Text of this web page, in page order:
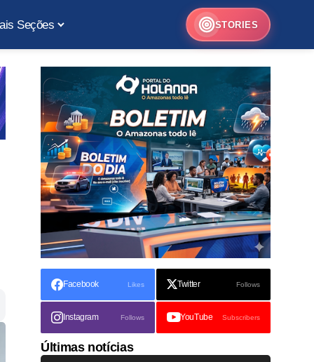
Seções STORIES
Facebook Likes Twitter Follows
Instagram Follows YouTube Subscribers
Últimas notícias